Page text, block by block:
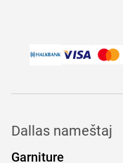
Dallas nameštaj
Garniture